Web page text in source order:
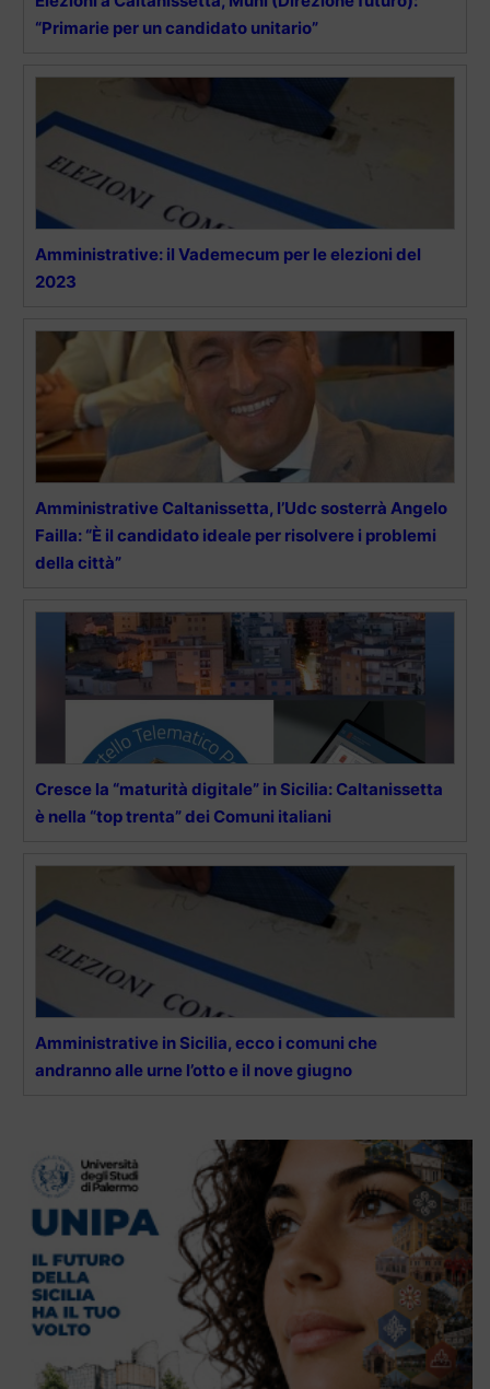
“Primarie per un candidato unitario”
Amministrative: il Vademecum per le elezioni del
2023
Amministrative Caltanissetta, l’Udc sosterrà Angelo
Failla: “È il candidato ideale per risolvere i problemi
della città”
Cresce la “maturità digitale” in Sicilia: Caltanissetta
è nella “top trenta” dei Comuni italiani
Amministrative in Sicilia, ecco i comuni che
andranno alle urne l’otto e il nove giugno